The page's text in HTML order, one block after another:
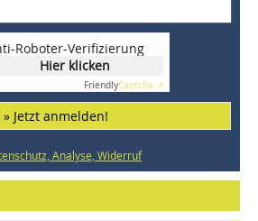
Roboter-Verifizierung
Hier klicken
FriendlyCaptcha ⇗
» Jetzt anmelden!
Analyse, Widerruf